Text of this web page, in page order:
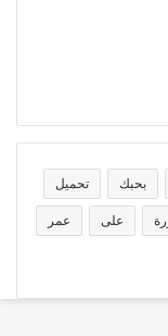
بحبك تحميل
على عمر